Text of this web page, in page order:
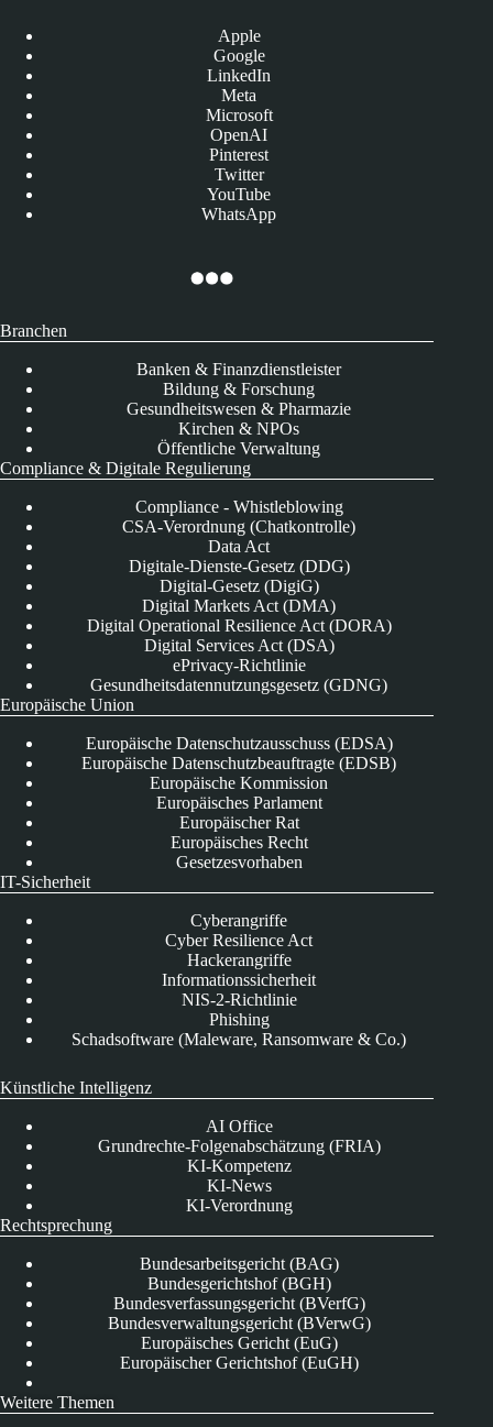
Apple
Google
LinkedIn
Meta
Microsoft
OpenAI
Pinterest
Twitter
YouTube
WhatsApp
Branchen
Banken & Finanzdienstleister
Bildung & Forschung
Gesundheitswesen & Pharmazie
Kirchen & NPOs
Öffentliche Verwaltung
Compliance & Digitale Regulierung
Compliance - Whistleblowing
CSA-Verordnung (Chatkontrolle)
Data Act
Digitale-Dienste-Gesetz (DDG)
Digital-Gesetz (DigiG)
Digital Markets Act (DMA)
Digital Operational Resilience Act (DORA)
Digital Services Act (DSA)
ePrivacy-Richtlinie
Gesundheitsdatennutzungsgesetz (GDNG)
Europäische Union
Europäische Datenschutzausschuss (EDSA)
Europäische Datenschutzbeauftragte (EDSB)
Europäische Kommission
Europäisches Parlament
Europäischer Rat
Europäisches Recht
Gesetzesvorhaben
IT-Sicherheit
Cyberangriffe
Cyber Resilience Act
Hackerangriffe
Informationssicherheit
NIS-2-Richtlinie
Phishing
Schadsoftware (Maleware, Ransomware & Co.)
Künstliche Intelligenz
AI Office
Grundrechte-Folgenabschätzung (FRIA)
KI-Kompetenz
KI-News
KI-Verordnung
Rechtsprechung
Bundesarbeitsgericht (BAG)
Bundesgerichtshof (BGH)
Bundesverfassungsgericht (BVerfG)
Bundesverwaltungsgericht (BVerwG)
Europäisches Gericht (EuG)
Europäischer Gerichtshof (EuGH)
Weitere Themen